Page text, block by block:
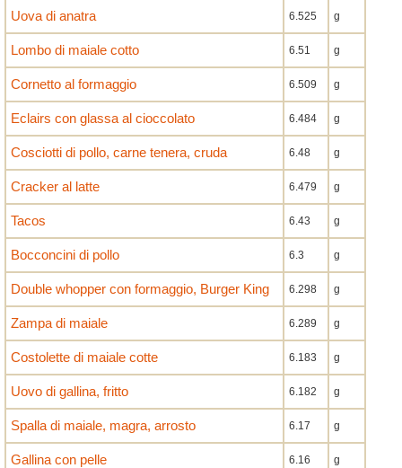
Uova di anatra 6.525 g
Lombo di maiale cotto 6.51 g
Cornetto al formaggio 6.509 g
Eclairs con glassa al cioccolato 6.484 g
Cosciotti di pollo, carne tenera, cruda 6.48 g
Cracker al latte 6.479 g
Tacos 6.43 g
Bocconcini di pollo 6.3 g
Double whopper con formaggio, Burger King 6.298 g
Zampa di maiale 6.289 g
Costolette di maiale cotte 6.183 g
Uovo di gallina, fritto 6.182 g
Spalla di maiale, magra, arrosto 6.17 g
Gallina con pelle 6.16 g